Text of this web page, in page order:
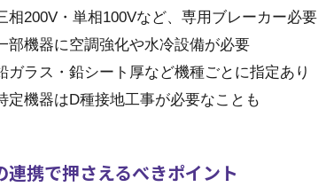
相200V・単相100Vなど、専用ブレーカー必要
部機器に空調強化や水冷設備が必要
ガラス・鉛シート厚など機種ごとに指定あり
定機器はD種接地工事が必要なことも
携で押さえるべきポイント